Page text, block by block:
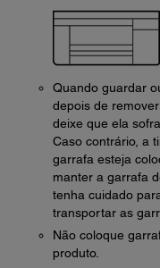
Quando guardar
depois de
deixe que ela
Caso contrário, a
garrafa esteja
manter a garrafa
tenha cuidado
transportar as
Não coloque
produto.